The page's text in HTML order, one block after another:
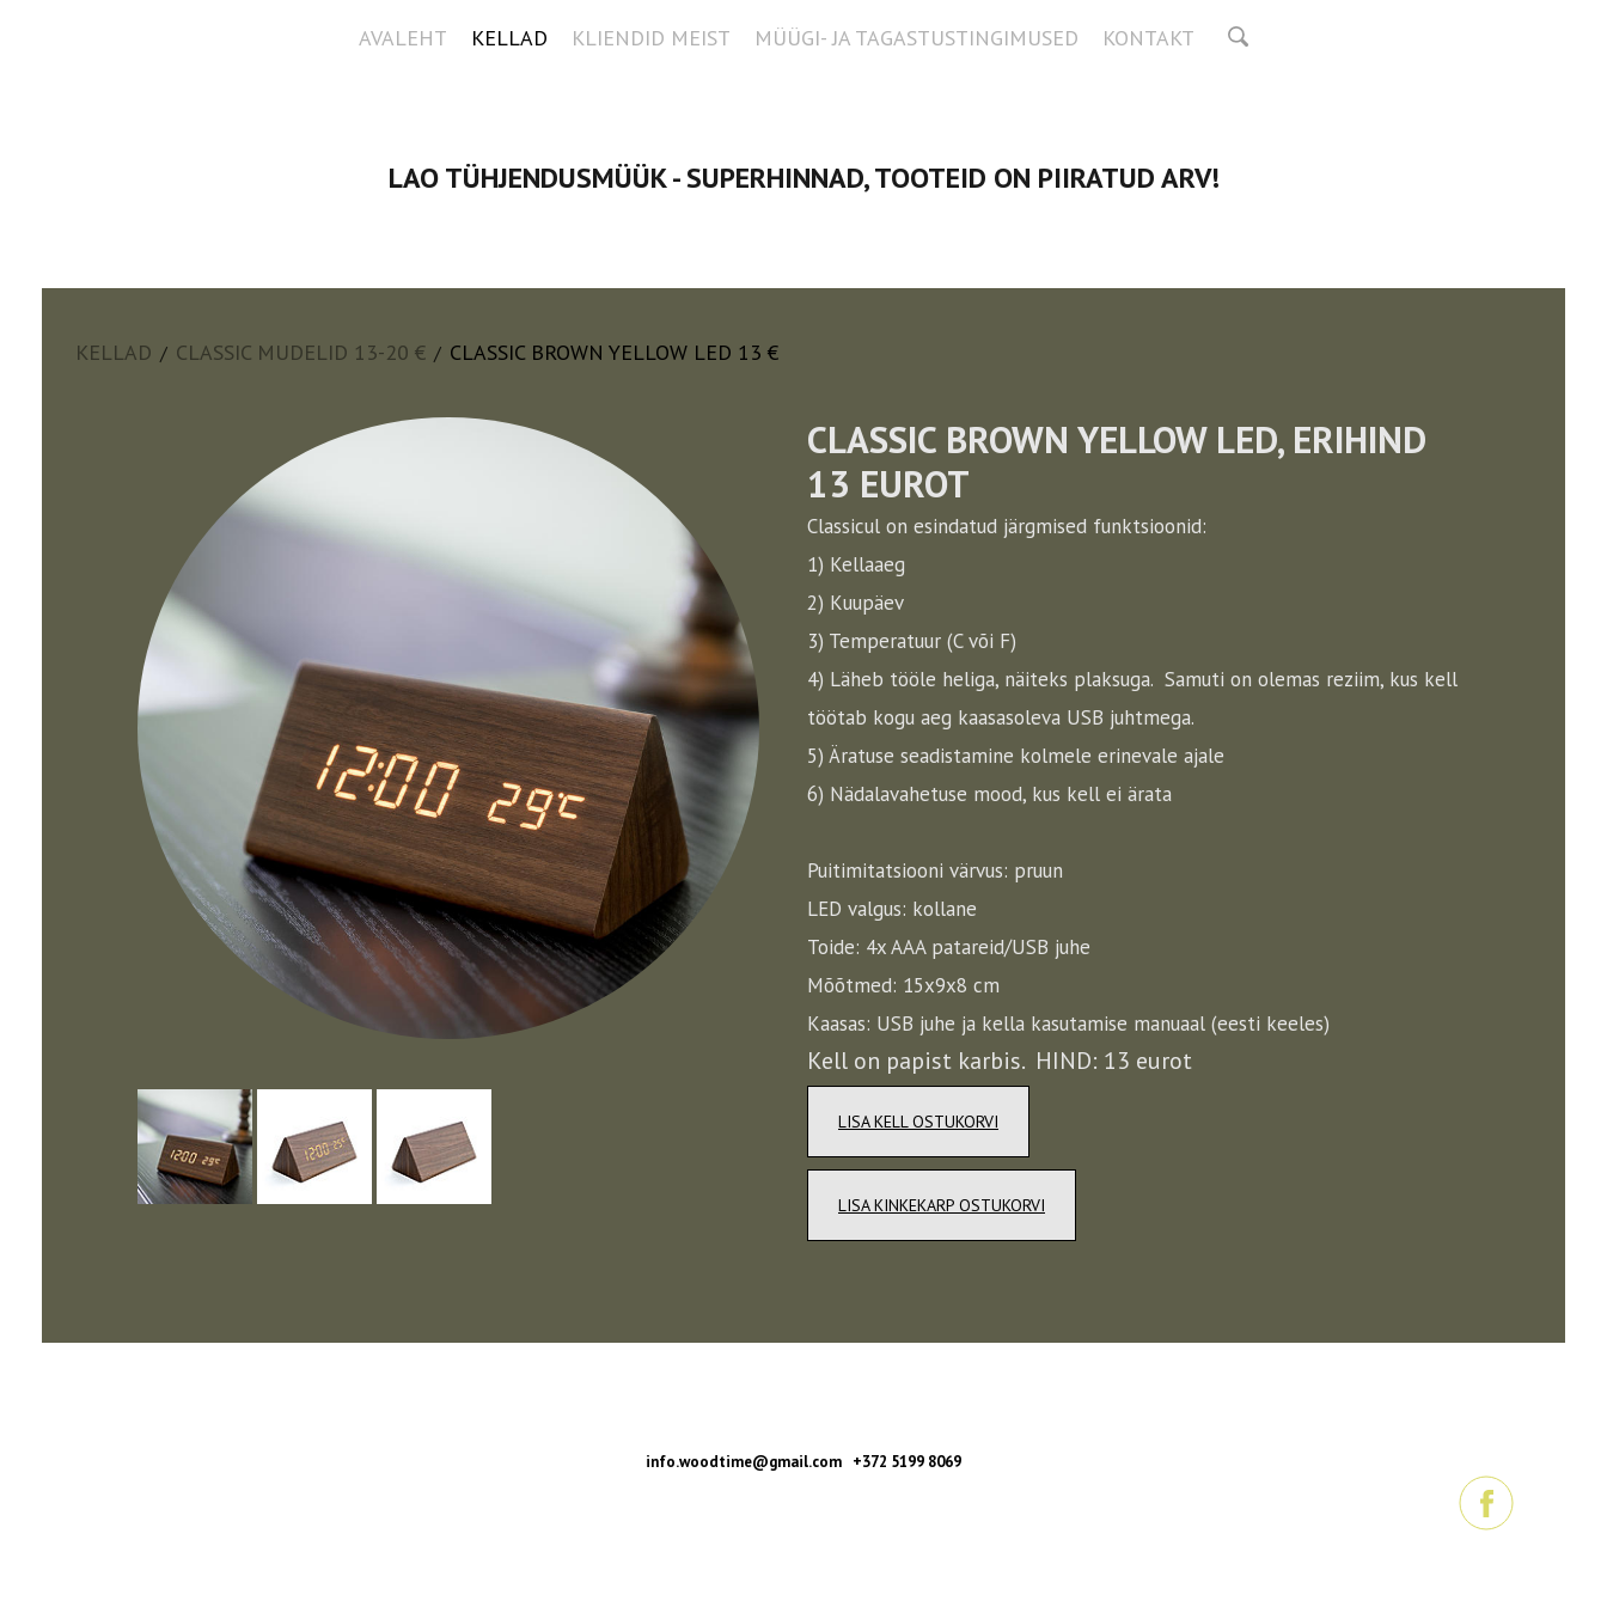
AVALEHT KELLAD KLIENDID MEIST MÜÜGI- JA TAGASTUSTINGIMUSED KONTAKT
LAO TÜHJENDUSMÜÜK - SUPERHINNAD, TOOTEID ON PIIRATUD ARV!
KELLAD / CLASSIC MUDELID 13-20 € / CLASSIC BROWN YELLOW LED 13 €
CLASSIC BROWN YELLOW LED, ERIHIND
13 EUROT
Classicul on esindatud järgmised funktsioonid:
1) Kellaaeg
2) Kuupäev
3) Temperatuur (C või F)
4) Läheb tööle heliga, näiteks plaksuga. Samuti on olemas reziim, kus kell
töötab kogu aeg kaasasoleva USB juhtmega.
5) Äratuse seadistamine kolmele erinevale ajale
6) Nädalavahetuse mood, kus kell ei ärata
Puitimitatsiooni värvus: pruun
LED valgus: kollane
Toide: 4x AAA patareid/USB juhe
Mõõtmed: 15x9x8 cm
Kaasas: USB juhe ja kella kasutamise manuaal (eesti keeles)
Kell on papist karbis. HIND: 13 eurot
LISA KELL OSTUKORVI
LISA KINKEKARP OSTUKORVI
info.woodtime@gmail.com +372 5199 8069